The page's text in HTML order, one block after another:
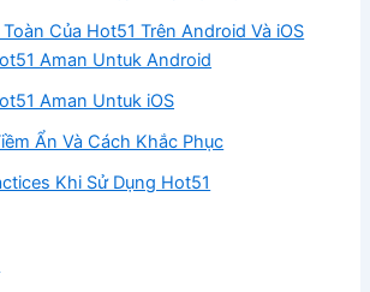
Của Hot51 Trên Android Và iOS
Aman Untuk Android
Aman Untuk iOS
Ẩn Và Cách Khắc Phục
Khi Sử Dụng Hot51